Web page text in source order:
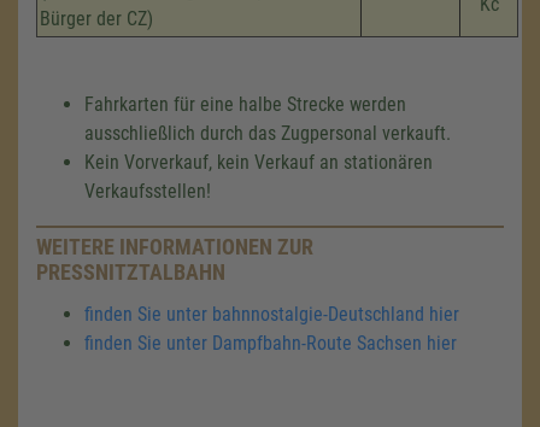
Bürger der CZ)
Fahrkarten für eine halbe Strecke werden
ausschließlich durch das Zugpersonal verkauft.
Kein Vorverkauf, kein Verkauf an stationären
Verkaufsstellen!
WEITERE INFORMATIONEN ZUR
PRESSNITZTALBAHN
finden Sie unter bahnnostalgie-Deutschland hier
finden Sie unter Dampfbahn-Route Sachsen hier